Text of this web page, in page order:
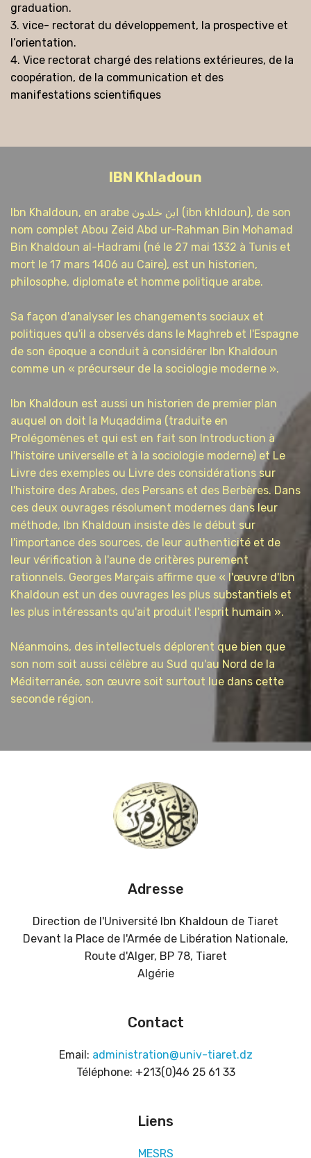
graduation.
3. vice- rectorat du développement, la prospective et
l’orientation.
4. Vice rectorat chargé des relations extérieures, de la
coopération, de la communication et des
manifestations scientifiques
IBN Khladoun
Ibn Khaldoun, en arabe ابن خلدون (ibn khldoun), de son
nom complet Abou Zeid Abd ur-Rahman Bin Mohamad
Bin Khaldoun al-Hadrami (né le 27 mai 1332 à Tunis et
mort le 17 mars 1406 au Caire), est un historien,
philosophe, diplomate et homme politique arabe.
Sa façon d'analyser les changements sociaux et
politiques qu'il a observés dans le Maghreb et l'Espagne
de son époque a conduit à considérer Ibn Khaldoun
comme un « précurseur de la sociologie moderne ».
Ibn Khaldoun est aussi un historien de premier plan
auquel on doit la Muqaddima (traduite en
Prolégomènes et qui est en fait son Introduction à
l'histoire universelle et à la sociologie moderne) et Le
Livre des exemples ou Livre des considérations sur
l'histoire des Arabes, des Persans et des Berbères. Dans
ces deux ouvrages résolument modernes dans leur
méthode, Ibn Khaldoun insiste dès le début sur
l'importance des sources, de leur authenticité et de
leur vérification à l'aune de critères purement
rationnels. Georges Marçais affirme que « l'œuvre d'Ibn
Khaldoun est un des ouvrages les plus substantiels et
les plus intéressants qu'ait produit l'esprit humain ».
Néanmoins, des intellectuels déplorent que bien que
son nom soit aussi célèbre au Sud qu'au Nord de la
Méditerranée, son œuvre soit surtout lue dans cette
seconde région.
Adresse
Direction de l'Université Ibn Khaldoun de Tiaret
Devant la Place de l'Armée de Libération Nationale,
Route d'Alger, BP 78, Tiaret
Algérie
Contact
Email: administration@univ-tiaret.dz
Téléphone: +213(0)46 25 61 33
Liens
MESRS